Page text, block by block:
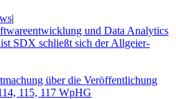
|
und Data Analytics
SDX schließt sich der Allgeier-
über die Veröffentlichung
115, 117 WpHG